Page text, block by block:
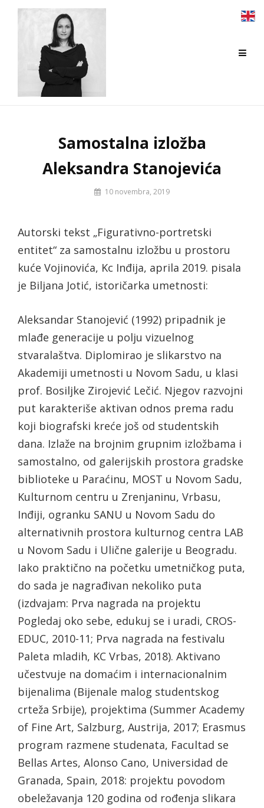
Skip
Samostalna izložba
Aleksandra Stanojevića
By 10 novembra, 2019
Autorski tekst „Figurativno-portretski
entitet“ za samostalnu izložbu u prostoru
kuće Vojinovića, Kc Inđija, aprila 2019. pisala
je Biljana Jotić, istoričarka umetnosti:
Aleksandar Stanojević (1992) pripadnik je
mlađe generacije u polju vizuelnog
stvaralaštva. Diplomirao je slikarstvo na
Akademiji umetnosti u Novom Sadu, u klasi
prof. Bosiljke Zirojević Lečić. Njegov razvojni
put karakteriše aktivan odnos prema radu
koji biografski kreće još od studentskih
dana. Izlaže na brojnim grupnim izložbama i
samostalno, od galerijskih prostora gradske
biblioteke u Paraćinu, MOST u Novom Sadu,
Kulturnom centru u Zrenjaninu, Vrbasu,
Inđiji, ogranku SANU u Novom Sadu do
alternativnih prostora kulturnog centra LAB
u Novom Sadu i Ulične galerije u Beogradu.
Iako praktično na početku umetničkog puta,
do sada je nagrađivan nekoliko puta
(izdvajam: Prva nagrada na projektu
Pogledaj oko sebe, edukuj se i uradi, CROS-
EDUC, 2010-11; Prva nagrada na festivalu
Paleta mladih, KC Vrbas, 2018). Aktivano
učestvuje na domaćim i internacionalnim
bijenalima (Bijenale malog studentskog
crteža Srbije), projektima (Summer Academy
of Fine Art, Salzburg, Austrija, 2017; Erasmus
program razmene studenata, Facultad se
Bellas Artes, Alonso Cano, Universidad de
Granada, Spain, 2018: projektu povodom
obeležavanja 120 godina od rođenja slikara